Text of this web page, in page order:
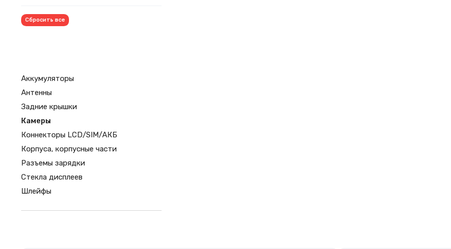
Сбросить все
Аккумуляторы
Антенны
Задние крышки
Камеры
Коннекторы LCD/SIM/АКБ
Корпуса, корпусные части
Разъемы зарядки
Стекла дисплеев
Шлейфы